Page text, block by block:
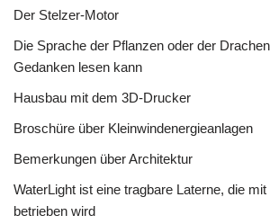
Der Stelzer-Motor
Die Sprache der Pflanzen oder der
Gedanken lesen kann
Hausbau mit dem 3D-Drucker
Broschüre über Kleinwindenergieanlagen
Bemerkungen über Architektur
WaterLight ist eine tragbare Laterne, die
betrieben wird